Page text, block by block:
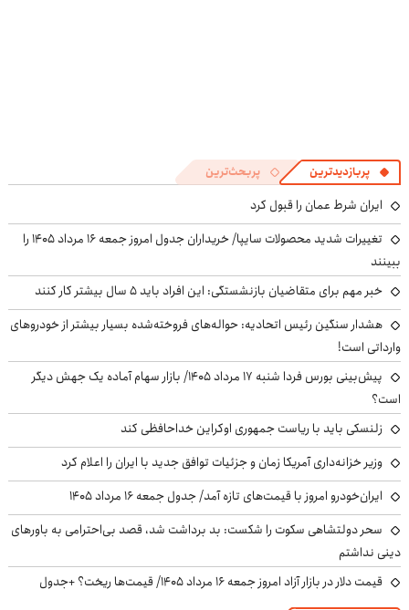
پربازدیدترین پربحث‌ترین
ایران شرط عمان را قبول کرد
تغییرات شدید محصولات سایپا/ خریداران جدول امروز جمعه ۱۶ مرداد ۱۴۰۵ را
ببینند
خبر مهم برای متقاضیان بازنشستگی: این افراد باید ۵ سال بیشتر کار کنند
هشدار سنگین رئیس اتحادیه: حواله‌های فروخته‌شده بسیار بیشتر از خودروهای
وارداتی است!
پیش‌بینی بورس فردا شنبه ۱۷ مرداد ۱۴۰۵/ بازار سهام آماده یک جهش دیگر
است؟
زلنسکی باید با ریاست جمهوری اوکراین خداحافظی کند
وزیر خزانه‌داری آمریکا زمان و جزئیات توافق جدید با ایران را اعلام کرد
ایران‌خودرو امروز با قیمت‌های تازه آمد/ جدول جمعه ۱۶ مرداد ۱۴۰۵
سحر دولتشاهی سکوت را شکست: بد برداشت شد، قصد بی‌احترامی به باورهای
دینی نداشتم
قیمت دلار در بازار آزاد امروز جمعه ۱۶ مرداد ۱۴۰۵/ قیمت‌ها ریخت؟ +جدول